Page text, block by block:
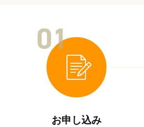
お申し込み